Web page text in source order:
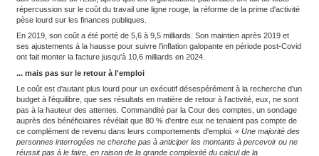
le fléchage.
>>> A lire aussi :
Handicap et amendement Creton : les
la Cour des comptes
Objectif atteint sur la réduction de la pauvreté...
Selon la Cour, sur les deux objectifs assignés au dispositif à sa
fournir un complément de revenu aux ménages à faibles
soient salariés ou non) et inciter les travailleurs à faibles
l'activité professionnelle – seul le premier a véritablement été
effectivement permis à ses bénéficiaires de sortir« de manière